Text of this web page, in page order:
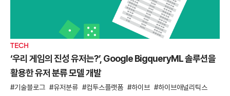
TECH
‘우리 게임의 진성 유저는?’, Google BigqueryML 솔루션을
활용한 유저 분류 모델 개발
기술블로그 유저분류 컴투스플랫폼 하이브 하이브애널리틱스